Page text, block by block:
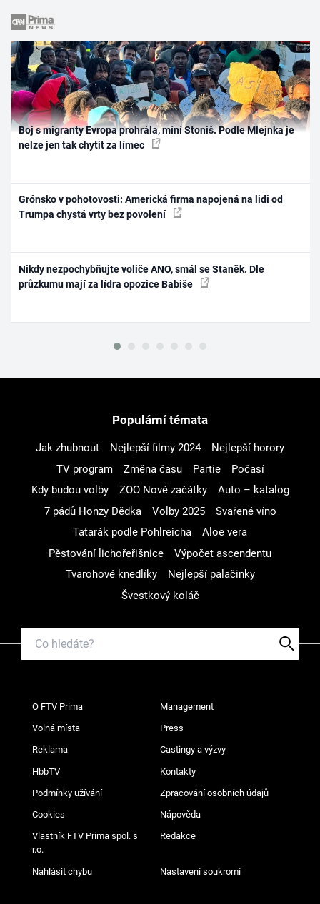
Boj s migranty Evropa prohrála, míní Stoniš. Podle Mlejnka je
nelze jen tak chytit za límec
Grónsko v pohotovosti: Americká firma napojená na lidi od
Trumpa chystá vrty bez povolení
Nikdy nezpochybňujte voliče ANO, smál se Staněk. Dle
průzkumu mají za lídra opozice Babiše
Populární témata
Jak zhubnout Nejlepší filmy 2024
Nejlepší horory
TV program
Změna času Partie
Počasí
Kdy budou volby
ZOO Nové začátky
Auto – katalog
7 pádů Honzy Dědka
Volby 2025
Svařené víno
Tatarák podle Pohlreicha
Aloe vera
Pěstování lichořeřišnice
Výpočet ascendentu
Tvarohové knedlíky
Nejlepší palačinky
Švestkový koláč
O FTV Prima Management
Volná místa Press
Reklama Castingy a výzvy
HbbTV Kontakty
Podmínky užívání Zpracování osobních údajů
Cookies Nápověda
Vlastník FTV Prima spol. s
r.o.
Redakce
Nahlásit chybu Nastavení soukromí